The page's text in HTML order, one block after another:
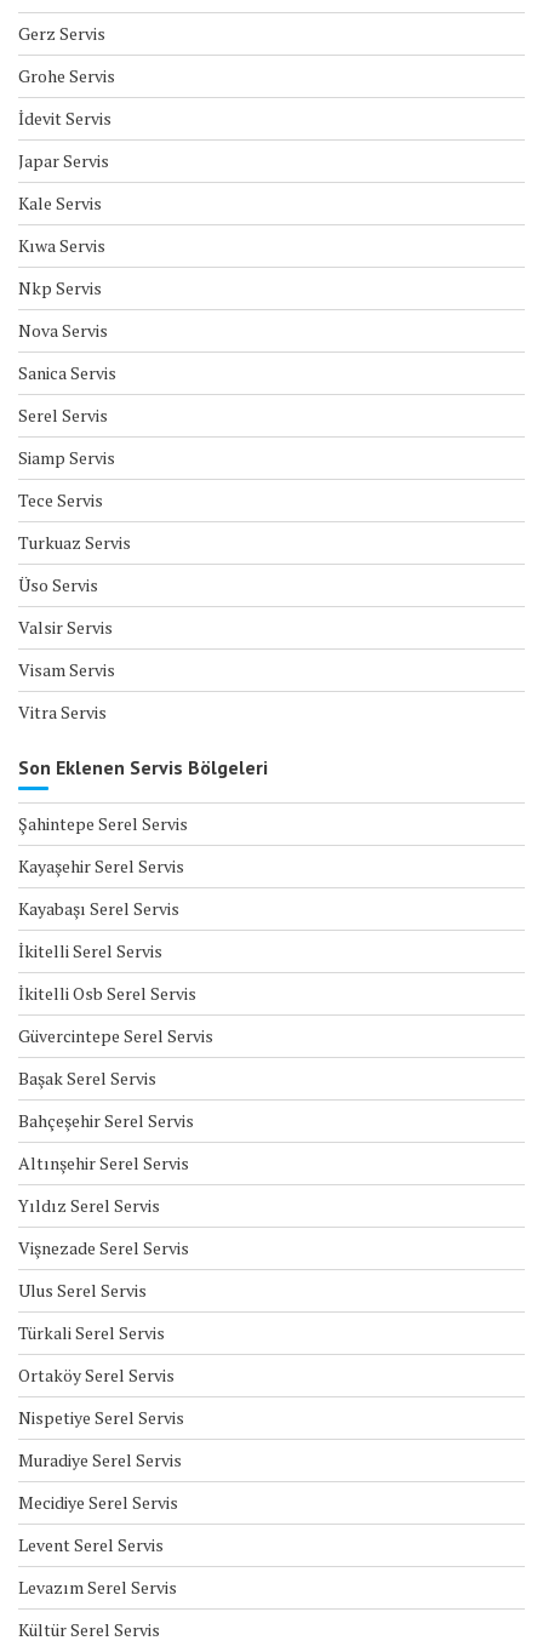
Gerz Servis
Grohe Servis
İdevit Servis
Japar Servis
Kale Servis
Kıwa Servis
Nkp Servis
Nova Servis
Sanica Servis
Serel Servis
Siamp Servis
Tece Servis
Turkuaz Servis
Üso Servis
Valsir Servis
Visam Servis
Vitra Servis
Son Eklenen Servis Bölgeleri
Şahintepe Serel Servis
Kayaşehir Serel Servis
Kayabaşı Serel Servis
İkitelli Serel Servis
İkitelli Osb Serel Servis
Güvercintepe Serel Servis
Başak Serel Servis
Bahçeşehir Serel Servis
Altınşehir Serel Servis
Yıldız Serel Servis
Vişnezade Serel Servis
Ulus Serel Servis
Türkali Serel Servis
Ortaköy Serel Servis
Nispetiye Serel Servis
Muradiye Serel Servis
Mecidiye Serel Servis
Levent Serel Servis
Levazım Serel Servis
Kültür Serel Servis